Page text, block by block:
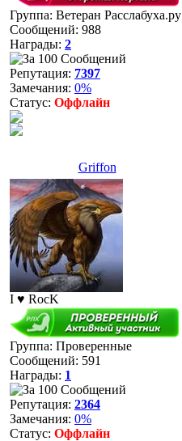
Группа: Ветеран Расслабуха.ру
Сообщений: 988
Награды: 2
Репутация: 7397
Замечания: 0%
Статус: Оффлайн
Griffon
I ♥ RocK
Группа: Проверенные
Сообщений: 591
Награды: 1
Репутация: 2364
Замечания: 0%
Статус: Оффлайн